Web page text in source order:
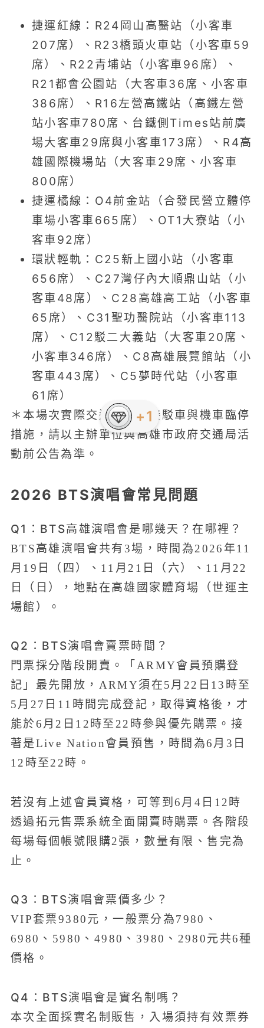
捷運紅線：R24岡山高醫站（小客車
207席）、R23橋頭火車站（小客車59
席）、R22青埔站（小客車96席）、
R21都會公園站（大客車36席、小客車
386席）、R16左營高鐵站（高鐵左營
站小客車780席、台鐵側Times站前廣
場大客車29席與小客車173席）、R4高
雄國際機場站（大客車29席、小客車
800席）
捷運橘線：O4前金站（合發民營立體停
車場小客車665席）、OT1大寮站（小
客車92席）
環狀輕軌：C25新上國小站（小客車
656席）、C27灣仔內大順鼎山站（小
客車48席）、C28高雄高工站（小客車
65席）、C31聖功醫院站（小客車113
席）、C12駁二大義站（大客車20席、
小客車346席）、C8高雄展覽館站（小
客車443席）、C5夢時代站（小客車
61席）
＊本場次實際交通管制、接駁車與機車臨停
措施，請以主辦單位與高雄市政府交通局活
動前公告為準。
2026 BTS演唱會常見問題
Q1：BTS高雄演唱會是哪幾天？在哪裡？
BTS高雄演唱會共有3場，時間為2026年11
月19日（四）、11月21日（六）、11月22
日（日），地點在高雄國家體育場（世運主
場館）。
Q2：BTS演唱會賣票時間？
門票採分階段開賣。「ARMY會員預購登
記」最先開放，ARMY須在5月22日13時至
5月27日11時間完成登記，取得資格後，才
能於6月2日12時至22時參與優先購票。接
著是Live Nation會員預售，時間為6月3日
12時至22時。
若沒有上述會員資格，可等到6月4日12時
透過拓元售票系統全面開賣時購票。各階段
每場每個帳號限購2張，數量有限、售完為
止。
Q3：BTS演唱會票價多少？
VIP套票9380元，一般票分為7980、
6980、5980、4980、3980、2980元共6種
價格。
Q4：BTS演唱會是實名制嗎？
本次全面採實名制販售，入場須持有效票券